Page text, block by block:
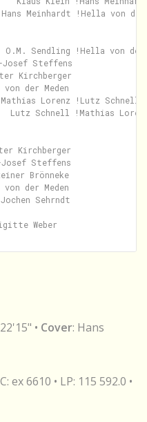
Meinhardt !Hella von der
Sendling !Hella von der
Steffens
Kirchberger
der Meden
Lorenz !Lutz Schnell
Schnell !Mathias
Kirchberger
Steffens
Brönneke
der Meden
Sehrndt
• Cover: Hans
ex 6610 • LP: 115 592.0 •